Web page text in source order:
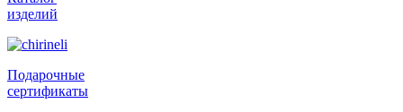
изделий
Подарочные
сертификаты